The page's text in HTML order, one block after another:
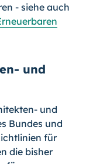
- siehe auch
und
und
Bundes und
für
die bisher